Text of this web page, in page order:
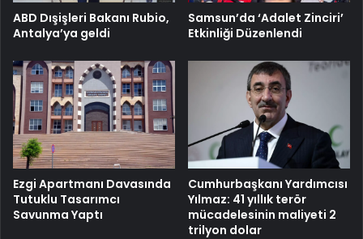
ABD Dışişleri Bakanı Rubio,
Antalya’ya geldi
Samsun’da ‘Adalet Zinciri’
Etkinliği Düzenlendi
Ezgi Apartmanı Davasında
Tutuklu Tasarımcı
Savunma Yaptı
Cumhurbaşkanı Yardımcısı
Yılmaz: 41 yıllık terör
mücadelesinin maliyeti 2
trilyon dolar